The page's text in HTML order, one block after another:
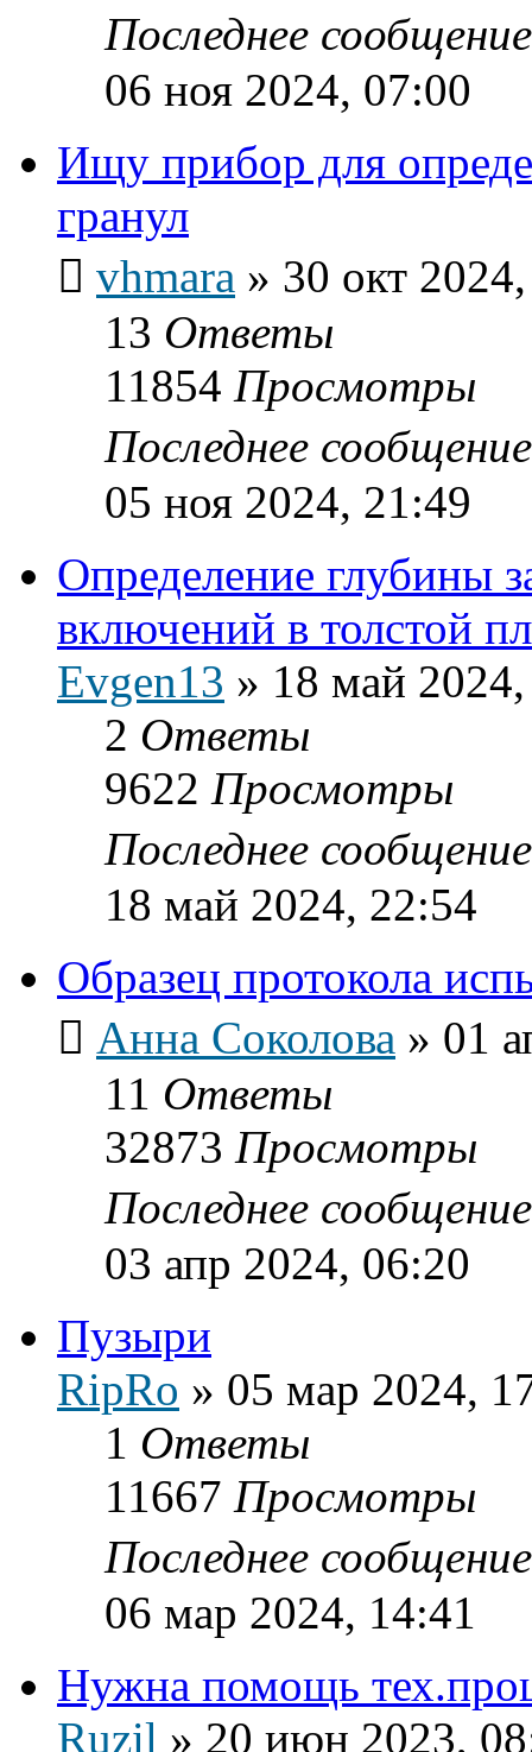
Последнее
06 ноя 2024, 07:00
Ищу прибор для
гранул
vhmara » 30 окт
13 Ответы
11854 Просмотры
Последнее
05 ноя 2024, 21:49
Определение глубины
включений в толстой
Evgen13 » 18 май
2 Ответы
9622 Просмотры
Последнее
18 май 2024, 22:54
Образец протокола
Анна Соколова » 01
11 Ответы
32873 Просмотры
Последнее
03 апр 2024, 06:20
Пузыри
RipRo » 05 мар 2024,
1 Ответы
11667 Просмотры
Последнее
06 мар 2024, 14:41
Нужна помощь
Ruzil » 20 июн 2023,